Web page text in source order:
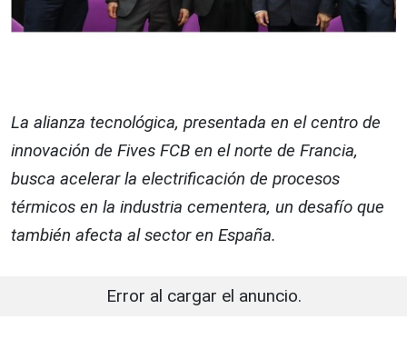
La alianza tecnológica, presentada en el centro de
innovación de Fives FCB en el norte de Francia,
busca acelerar la electrificación de procesos
térmicos en la industria cementera, un desafío que
también afecta al sector en España.
Error al cargar el anuncio.